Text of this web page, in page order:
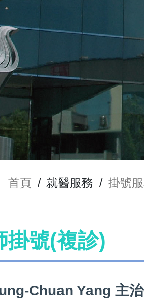
首頁 / 就醫服務 / 掛號
號(複診)
Chuan Yang 主